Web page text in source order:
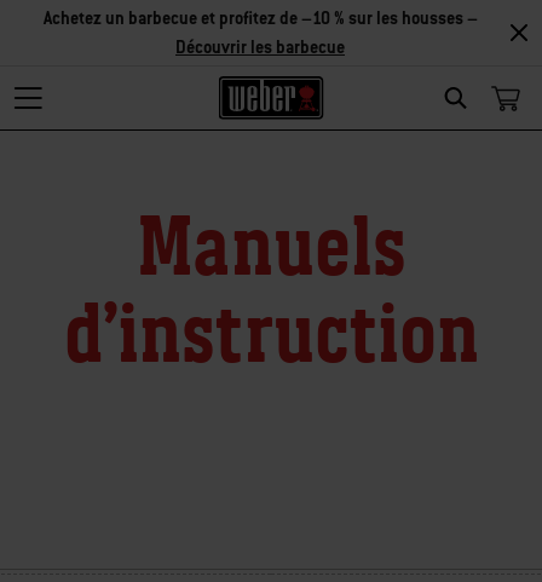
Search
Achetez un barbecue et profitez de –10 % sur les housses –
Découvrir les barbecue
Manuels
d’instruction